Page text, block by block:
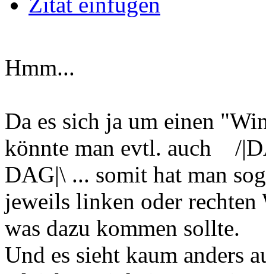
Hmm...
Da es sich ja um einen
könnte man evtl. auch /
DAG|\ ... somit hat man
jeweils linken oder
was dazu kommen sollte.
Und es sieht kaum anders